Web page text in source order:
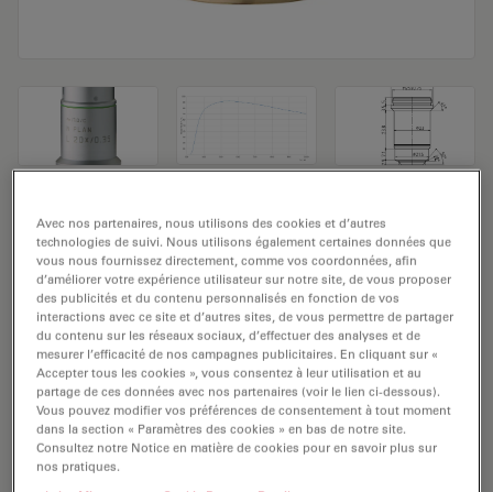
Objectif de microscope N PLAN L 20x/0,35
Numéro de produit: 11506247
L'objectif N PLAN L 20x/0,35 a un grossissement de 20x
et une ouverture numérique de 0,35mm. Pour une
utilisation dans un environnement matériel en
immersion sèche, avec un objectif fileté M25 ayant une
distance de travail libre de 6,9 mm et un NC (numéro
de champ) de 22.
Avec nos partenaires, nous utilisons des cookies et d’autres
technologies de suivi. Nous utilisons également certaines données que
vous nous fournissez directement, comme vos coordonnées, afin
d’améliorer votre expérience utilisateur sur notre site, de vous proposer
des publicités et du contenu personnalisés en fonction de vos
interactions avec ce site et d’autres sites, de vous permettre de partager
du contenu sur les réseaux sociaux, d’effectuer des analyses et de
mesurer l’efficacité de nos campagnes publicitaires. En cliquant sur «
Accepter tous les cookies », vous consentez à leur utilisation et au
partage de ces données avec nos partenaires (voir le lien ci-dessous).
Vous pouvez modifier vos préférences de consentement à tout moment
dans la section « Paramètres des cookies » en bas de notre site.
Consultez notre Notice en matière de cookies pour en savoir plus sur
nos pratiques.